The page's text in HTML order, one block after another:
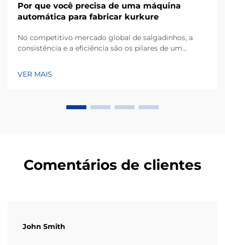
Por que você precisa de uma máquina
automática para fabricar kurkure
No competitivo mercado global de salgadinhos, a
consistência e a eficiência são os pilares de um
conhecido por sua forma irregular única e textura
VER MAIS
Comentários de clientes
John Smith